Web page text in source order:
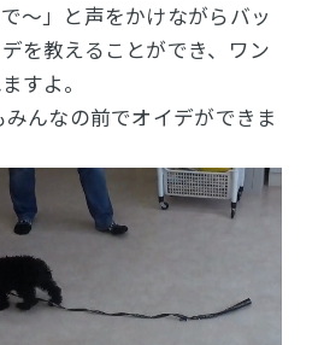
～」と声をかけながらバッ
を教えることができ、ワン
すよ。
みんなの前でオイデができま